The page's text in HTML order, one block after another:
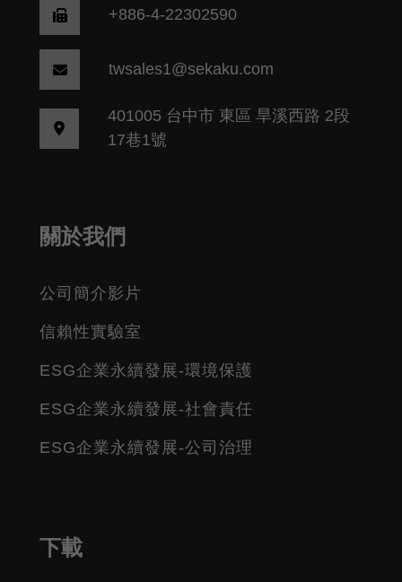
+886-4-22302590
twsales1@sekaku.com
401005 台中市 東區 旱溪西路 2段
17巷1號
關於我們
公司簡介影片
信賴性實驗室
ESG企業永續發展-環境保護
ESG企業永續發展-社會責任
ESG企業永續發展-公司治理
下載